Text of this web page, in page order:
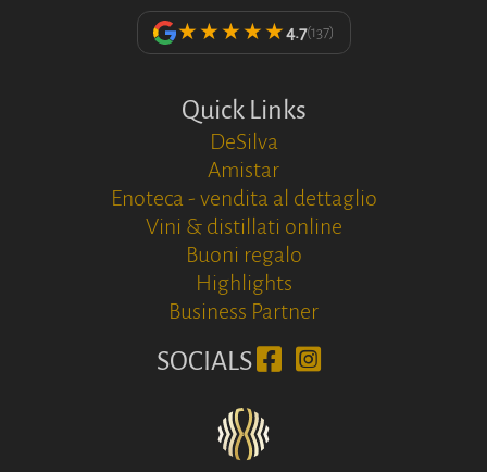
★★★★★4.7(137)
Quick Links
DeSilva
Amistar
Enoteca - vendita al dettaglio
Vini & distillati online
Buoni regalo
Highlights
Business Partner
SOCIALS